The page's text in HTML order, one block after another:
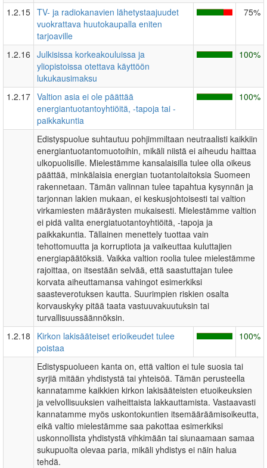
1.2.15 TV- ja radiokanavien lähetystaajuudet
vuokrattava huutokaupalla eniten
tarjoaville
75%
1.2.16 Julkisissa korkeakouluissa ja
yliopistoissa otettava käyttöön
lukukausimaksu
100%
1.2.17 Valtion asia ei ole päättää
energiantuotantoyhtiöitä, -tapoja tai -
paikkakuntia
100%
Edistyspuolue suhtautuu pohjimmiltaan neutraalisti kaikkiin
energiantuotantomuotoihin, mikäli niistä ei aiheudu haittaa
ulkopuolisille. Mielestämme kansalaisilla tulee olla oikeus
päättää, minkälaisia energian tuotantolaitoksia Suomeen
rakennetaan. Tämän valinnan tulee tapahtua kysynnän ja
tarjonnan lakien mukaan, ei keskusjohtoisesti tai valtion
virkamiesten määräysten mukaisesti. Mielestämme valtion
ei pidä valita energiatuotantoyhtiöitä, -tapoja ja
paikkakuntia. Tällainen menettely tuottaa vain
tehottomuutta ja korruptiota ja vaikeuttaa kuluttajien
energiapäätöksiä. Vaikka valtion roolia tulee mielestämme
rajoittaa, on itsestään selvää, että saastuttajan tulee
korvata aiheuttamansa vahingot esimerkiksi
saasteverotuksen kautta. Suurimpien riskien osalta
korvauskyky pitää taata vastuuvakuutuksin tai
turvallisuussäännöksin.
1.2.18
Kirkon lakisääteiset erioikeudet tulee
poistaa
100%
Edistyspuolueen kanta on, että valtion ei tule suosia tai
syrjiä mitään yhdistystä tai yhteisöä. Tämän perusteella
kannatamme kaikkien kirkon lakisääteisten etuoikeuksien
ja velvollisuuksien vaiheittaista lakkauttamista. Vastaavasti
kannatamme myös uskontokuntien itsemääräämisoikeutta,
eikä valtio mielestämme saa pakottaa esimerkiksi
uskonnollista yhdistystä vihkimään tai siunaamaan samaa
sukupuolta olevaa paria, mikäli yhdistys ei näin halua
tehdä.